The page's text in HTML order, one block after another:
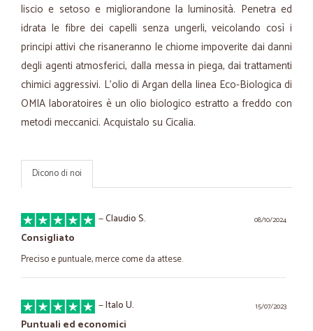
liscio e setoso e migliorandone la luminosità. Penetra ed
idrata le fibre dei capelli senza ungerli, veicolando così i
principi attivi che risaneranno le chiome impoverite dai danni
degli agenti atmosferici, dalla messa in piega, dai trattamenti
chimici aggressivi. L'olio di Argan della linea Eco-Biologica di
OMIA laboratoires è un olio biologico estratto a freddo con
metodi meccanici. Acquistalo su Cicalia.
Dicono di noi
08/10/2024
—Claudio S.
Consigliato
Preciso e puntuale, merce come da attese.
15/07/2023
—Italo U.
Puntuali ed economici